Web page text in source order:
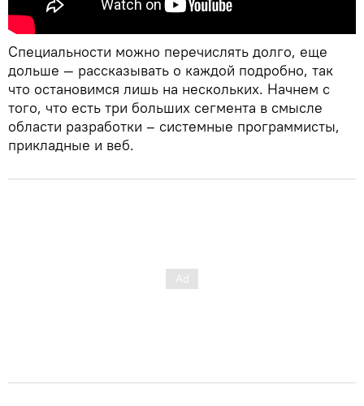
Специальности можно перечислять долго, еще
дольше — рассказывать о каждой подробно, так
что остановимся лишь на нескольких. Начнем с
того, что есть три больших сегмента в смысле
области разработки – системные программисты,
прикладные и веб.